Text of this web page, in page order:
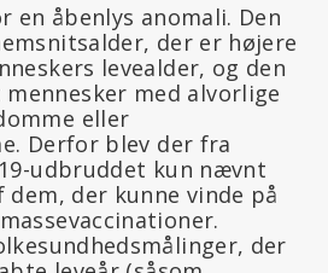
en åbenlys anomali. Den
der er højere
levealder, og den
med alvorlige
eller
Derfor blev der fra
udbruddet kun nævnt
der kunne vinde på
der